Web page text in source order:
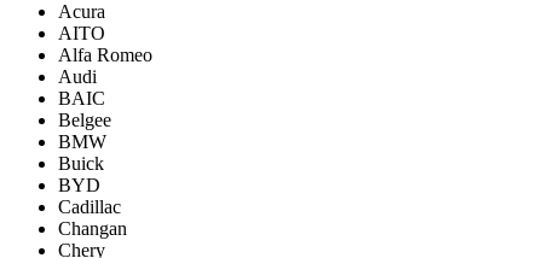
Acura
AITO
Alfa Romeo
Audi
BAIC
Belgee
BMW
Buick
BYD
Cadillac
Changan
Chery